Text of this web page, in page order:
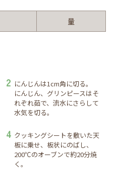
量
にんじんは1cm角に切る。
にんじん、グリンピースはそ
れぞれ茹で、流水にさらして
水気を切る。
クッキングシートを敷いた天
板に乗せ、板状にのばし、
200℃のオーブンで約20分焼
く。